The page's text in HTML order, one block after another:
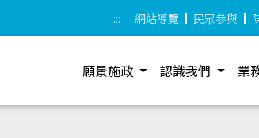
::: 網站導覽 民眾參與
願景施政 認識我們 業